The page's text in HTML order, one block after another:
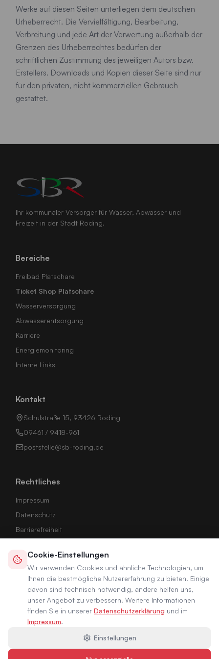
Werke auf diesen Seiten unterliegen dem deutschen
Urheberrecht. Die Vervielfältigung, Bearbeitung,
Verbreitung und jede Art der Verwertung außerhalb der
Grenzen des Urheberrechtes bedürfen der
schriftlichen Zustimmung des jeweiligen Autors bzw.
Erstellers. Downloads und Kopien dieser Seite sind nur
für den privaten, nicht kommerziellen Gebrauch
gestattet.
Ihr kommunaler Versorger für Wasser, Abwasser und
Freizeit in der Stadt Roding.
Bereiche
Freibad Platschare
Ticket Shop Platschare
Wasserversorgung
Abwasserentsorgung
Karriere
Energiemonitoring
Interne Links
Kontakt
Schulstraße 15, 93426 Roding
09461 / 9418-961
poststelle@sb-roding.de
Rechtliches
Impressum
Datenschutz
Barrierefreiheit
Cookie-Einstellungen
Städtische Betriebe Roding. Alle Rechte
Cookie-Einstellungen
Wir verwenden Cookies und ähnliche Technologien, um
Ihnen die bestmögliche Nutzererfahrung zu bieten. Einige
davon sind technisch notwendig, andere helfen uns,
unser Angebot zu verbessern. Weitere Informationen
finden Sie in unserer Datenschutzerklärung und im
Impressum.
Einstellungen